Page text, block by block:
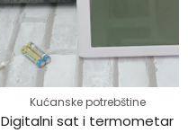
Kućanske potrebštine
Digitalni sat i termometar